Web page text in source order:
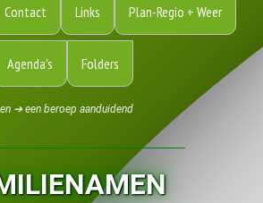
Contact Links Plan-Regio + Weer
Agenda's Folders
➔ een beroep aanduidend